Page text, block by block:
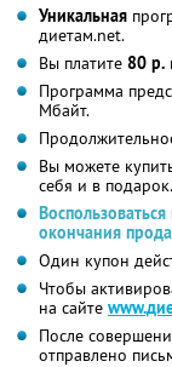
Уникальная
диетам.net.
Вы платите 80 р.
Программа
Мбайт.
Вы можете
себя и в подарок.
окончания
Один купон
Чтобы
на сайте
После
отправлено